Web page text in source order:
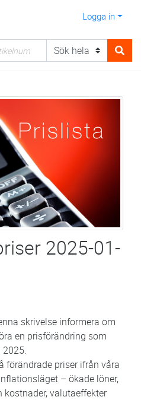
Logga in
2025-01-
skrivelse informera om
en prisförändring som
2025.
förändrade priser ifrån våra
– ökade löner,
valutaeffekter